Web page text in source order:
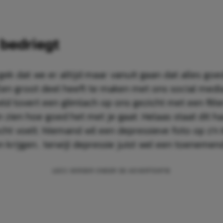
dat we er altijd maar vanuit gaan dat alles
groot deel heeft te maken met ons social
tovert een glimlach op ons gezicht met een
zien hoe goed het met je gaat. Helaas staat dit
voelt. Niemand wil een depressieve foto op
krijgen.. terwijl depressie juist wel een